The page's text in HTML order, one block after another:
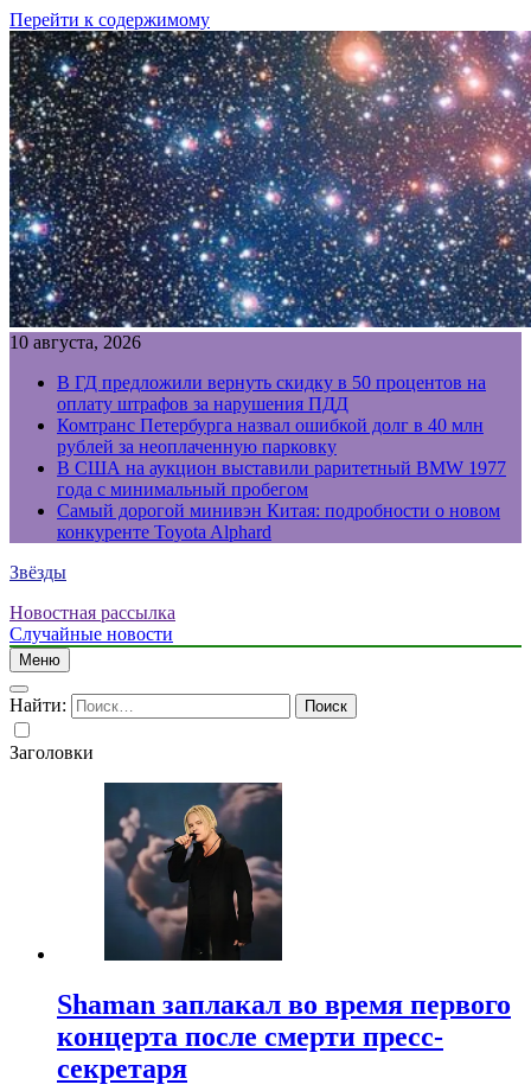
Перейти к содержимому
10 августа, 2026
В ГД предложили вернуть скидку в 50 процентов на
оплату штрафов за нарушения ПДД
Комтранс Петербурга назвал ошибкой долг в 40 млн
рублей за неоплаченную парковку
В США на аукцион выставили раритетный BMW 1977
года с минимальный пробегом
Самый дорогой минивэн Китая: подробности о новом
конкуренте Toyota Alphard
Звёзды
Новостная рассылка
Случайные новости
Меню
Найти:
Заголовки
Shaman заплакал во время первого
концерта после смерти пресс-
секретаря